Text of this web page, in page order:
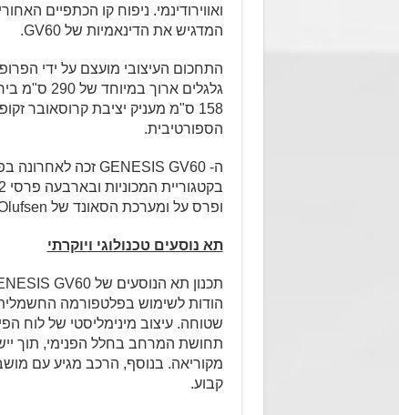
המדגיש את הדינאמיות של GV60.
158 ס"מ מעניק יציבת קרוסאובר
הספורטיבית.
ופרס על ומערכת הסאונד של Bang & Olufsen שהוכרה כ"יצירת אמנות אקוסטית".
תא נוסעים טכנולוגי ויוקרתי
הודות לשימוש בפלטפורמה
שטוחה. עיצוב מינימליסטי של לוח
תחושת המרחב בחלל הפנימי, תוך
קבוע.